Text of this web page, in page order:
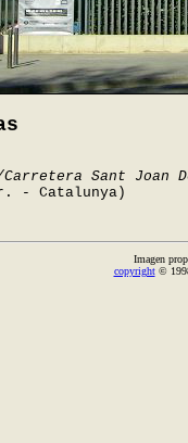
Sant Joan
- Catalunya)
Imagen
copyright©